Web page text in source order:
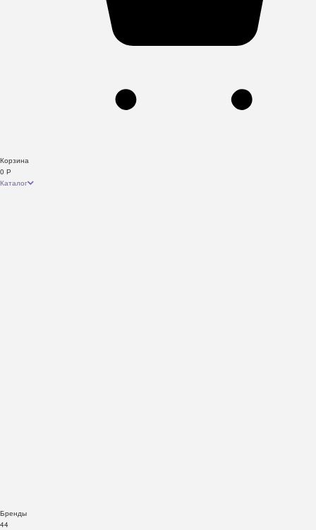
Корзина
0 Р
Каталог
Бренды
44